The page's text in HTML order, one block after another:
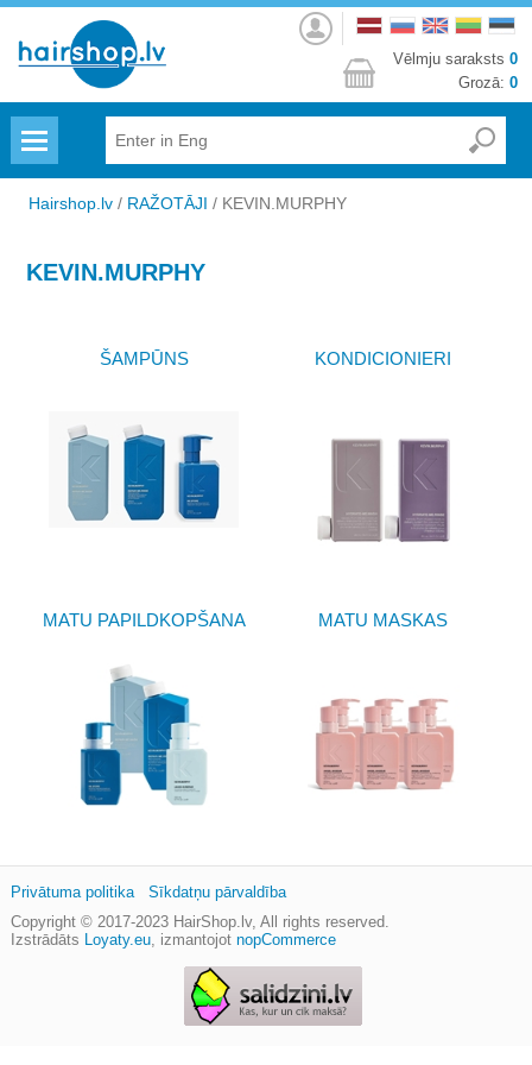
Autorizēties
Vēlmju saraksts 0
Grozā: 0
Hairshop.lv / RAŽOTĀJI / KEVIN.MURPHY
KEVIN.MURPHY
ŠAMPŪNS KONDICIONIERI
MATU PAPILDKOPŠANA MATU MASKAS
Copyright © 2017-2023 HairShop.lv, All rights reserved.
Izstrādāts
Loyaty.eu, izmantojot nopCommerce
Privātuma politika Sīkdatņu pārvaldība